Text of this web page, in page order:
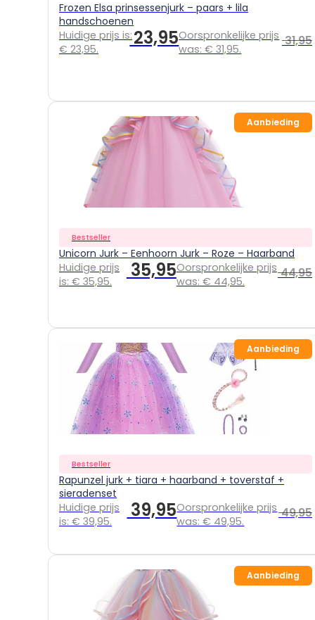
Frozen Elsa prinsessenjurk – paars + lila
handschoenen
31,95
Oorspronkelijke prijs
was: € 31,95.
23,95
Huidige prijs is:
€ 23,95.
Bestseller
Unicorn Jurk – Eenhoorn Jurk – Roze – Haarband
44,95
Oorspronkelijke prijs
was: € 44,95.
35,95
Huidige prijs
is: € 35,95.
Aanbieding
Bestseller
Rapunzel jurk + tiara + haarband + toverstaf +
sieradenset
49,95
Oorspronkelijke prijs
was: € 49,95.
39,95
Huidige prijs
is: € 39,95.
Aanbieding
Aanbieding